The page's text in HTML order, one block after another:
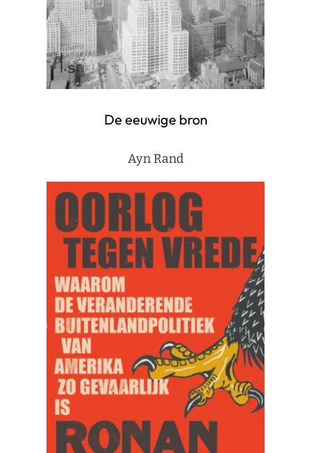
De eeuwige bron
Ayn Rand